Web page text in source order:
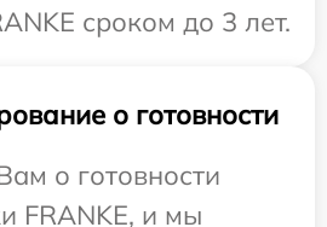
сроком до 3 лет.
о готовности
о готовности
FRANKE, и мы